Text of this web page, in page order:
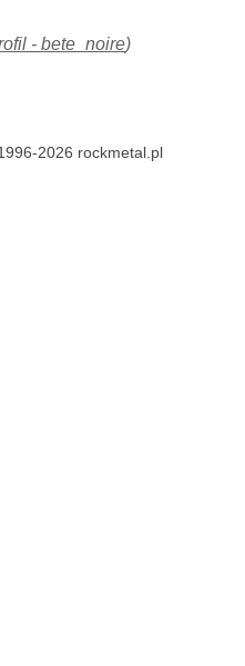
- bete_noire)
2026 rockmetal.pl